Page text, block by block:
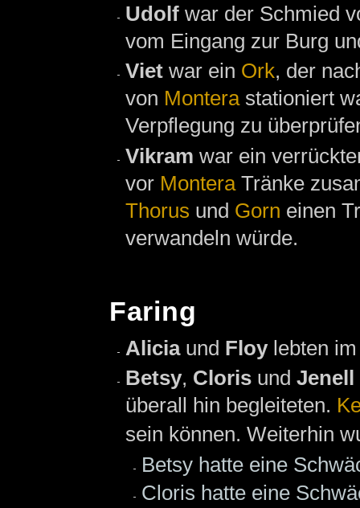
Udolf war der Schmied
vom Eingang zur Burg
Viet war ein Ork, der
von Monterastationiert
Verpflegung zu
Vikram war ein
vor MonteraTränke
Thorus und Gorn einen
verwandeln würde.
Faring
Aliciaund Floylebten im
Betsy, Cloris und Jenell
überall hin begleiteten.
sein können. Weiterhin
Betsy hatte eine
Cloris hatte eine